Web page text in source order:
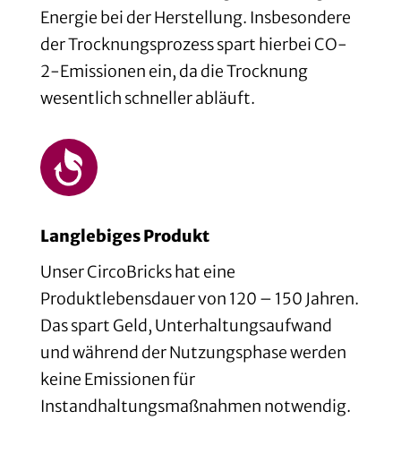
Energie bei der Herstellung. Insbesondere
der Trocknungsprozess spart hierbei CO-
2-Emissionen ein, da die Trocknung
wesentlich schneller abläuft.
Langlebiges Produkt
Unser CircoBricks hat eine
Produktlebensdauer von 120 – 150 Jahren.
Das spart Geld, Unterhaltungsaufwand
und während der Nutzungsphase werden
keine Emissionen für
Instandhaltungsmaßnahmen notwendig.